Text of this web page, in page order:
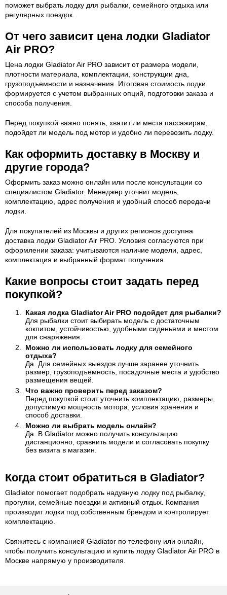
поможет выбрать лодку для рыбалки, семейного отдыха или
регулярных поездок.
От чего зависит цена лодки Gladiator
Air PRO?
Цена лодки Gladiator Air PRO зависит от размера модели,
плотности материала, комплектации, конструкции дна,
грузоподъемности и назначения. Итоговая стоимость лодки
формируется с учетом выбранных опций, подготовки заказа и
способа получения.
Перед покупкой важно понять, хватит ли места пассажирам,
подойдет ли модель под мотор и удобно ли перевозить лодку.
Как оформить доставку в Москву и
другие города?
Оформить заказ можно онлайн или после консультации со
специалистом Gladiator. Менеджер уточнит модель,
комплектацию, адрес получения и удобный способ передачи
лодки.
Для покупателей из Москвы и других регионов доступна
доставка лодки Gladiator Air PRO. Условия согласуются при
оформлении заказа: учитываются наличие модели, адрес,
комплектация и выбранный формат получения.
Какие вопросы стоит задать перед
покупкой?
Какая лодка Gladiator Air PRO подойдет для рыбалки?
Для рыбалки стоит выбирать модель с достаточным
кокпитом, устойчивостью, удобными сиденьями и местом
для снаряжения.
Можно ли использовать лодку для семейного
отдыха?
Да. Для семейных выездов лучше заранее уточнить
размер, грузоподъемность, посадочные места и удобство
размещения вещей.
Что важно проверить перед заказом?
Перед покупкой стоит уточнить комплектацию, размеры,
допустимую мощность мотора, условия хранения и
способ доставки.
Можно ли выбрать модель онлайн?
Да. В Gladiator можно получить консультацию
дистанционно, сравнить модели и согласовать покупку
без визита в магазин.
Когда стоит обратиться в Gladiator?
Gladiator помогает подобрать надувную лодку под рыбалку,
прогулки, семейные поездки и активный отдых. Компания
производит лодки под собственным брендом и контролирует
комплектацию.
Свяжитесь с компанией Gladiator по телефону или онлайн,
чтобы получить консультацию и купить лодку Gladiator Air PRO в
Москве напрямую у производителя.